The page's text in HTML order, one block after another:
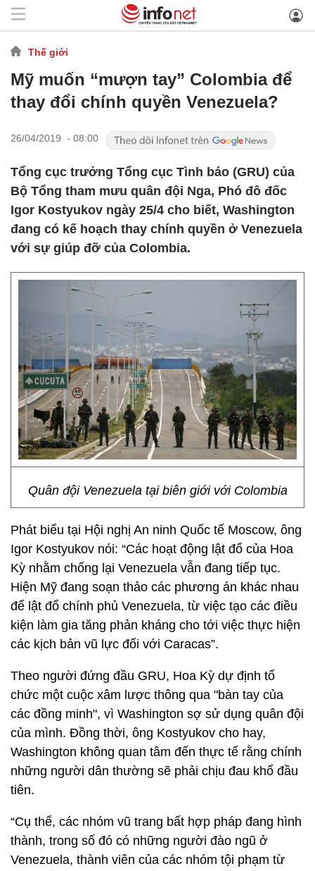
Thế giới
Mỹ muốn “mượn tay” Colombia để
thay đổi chính quyền Venezuela?
26/04/2019 - 08:00
Tổng cục trưởng Tổng cục Tình báo (GRU) của
Bộ Tổng tham mưu quân đội Nga, Phó đô đốc
Igor Kostyukov ngày 25/4 cho biết, Washington
đang có kế hoạch thay chính quyền ở Venezuela
với sự giúp đỡ của Colombia.
Quân đội Venezuela tại biên giới với Colombia
Phát biểu tại Hội nghị An ninh Quốc tế Moscow, ông
Igor Kostyukov nói: “Các hoạt động lật đổ của Hoa
Kỳ nhằm chống lại Venezuela vẫn đang tiếp tục.
Hiện Mỹ đang soạn thảo các phương án khác nhau
để lật đổ chính phủ Venezuela, từ việc tạo các điều
kiện làm gia tăng phản kháng cho tới việc thực hiện
các kịch bản vũ lực đối với Caracas”.
Theo người đứng đầu GRU, Hoa Kỳ dự định tổ
chức một cuộc xâm lược thông qua "bàn tay của
các đồng minh", vì Washington sợ sử dụng quân đội
của mình. Đồng thời, ông Kostyukov cho hay,
Washington không quan tâm đến thực tế rằng chính
những người dân thường sẽ phải chịu đau khổ đầu
tiên.
“Cụ thể, các nhóm vũ trang bất hợp pháp đang hình
thành, trong số đó có những người đào ngũ ở
Venezuela, thành viên của các nhóm tội phạm từ